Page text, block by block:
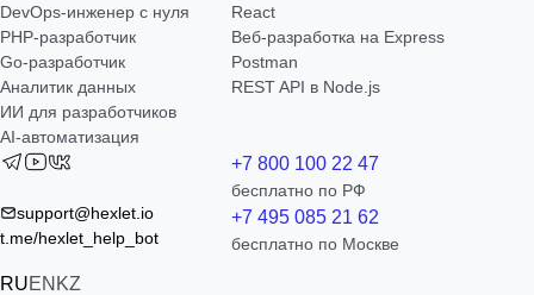
DevOps-инженер с нуля
РНР-разработчик
Go-разработчик
Аналитик данных
ИИ для разработчиков
AI-автоматизация
React
Веб-разработка на Express
Postman
REST API в Node.js
support@hexlet.io
t.me/hexlet_help_bot
RUEN KZ
+7 800 100 22 47
бесплатно по РФ
+7 495 085 21 62
бесплатно по Москве